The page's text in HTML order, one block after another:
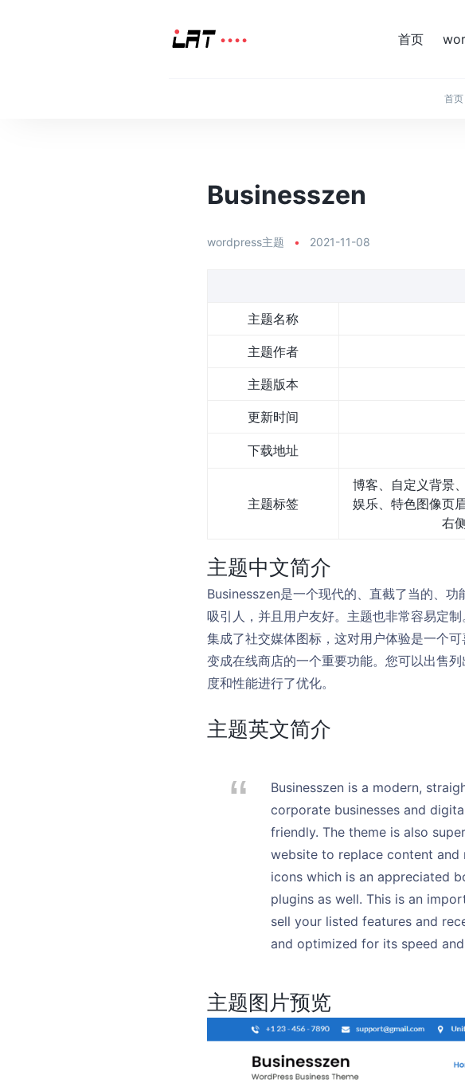
首页
首页
Businesszen
wordpress主题 • 2021-11-08
主题名称
主题作者
主题版本
更新时间
下载地址
主题标签
博客、自定义背景
娱乐、特色图像页
右
主题中文简介
Businesszen是一个现代的、直截了当的、
吸引人，并且用户友好。主题也非常容易定
集成了社交媒体图标，这对用户体验是一个
变成在线商店的一个重要功能。您可以出售
度和性能进行了优化。
主题英文简介
Businesszen is a modern,
corporate businesses and
friendly. The theme is also
website to replace content and
icons which is an appreciated
plugins as well. This is an
sell your listed features and
and optimized for its speed
主题图片预览